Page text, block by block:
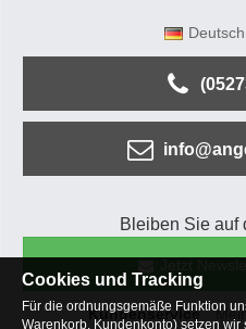
Deutsch
Bleiben Sie auf
Kundenservice
Cookies und Tracking
Für die ordnungsgemäße Funktion
Warenkorb, Kundenkonto) setzen